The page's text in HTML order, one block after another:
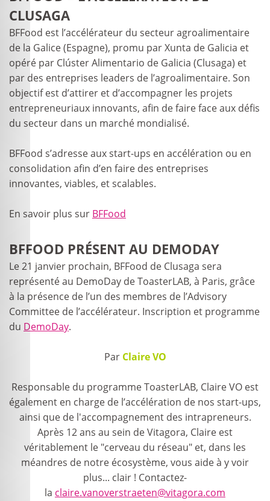
CLUSAGA
BFFood est l’accélérateur du secteur agroalimentaire
de la Galice (Espagne), promu par Xunta de Galicia et
opéré par Clúster Alimentario de Galicia (Clusaga) et
par des entreprises leaders de l’agroalimentaire. Son
objectif est d’attirer et d’accompagner les projets
entrepreneuriaux innovants, afin de faire face aux défis
du secteur dans un marché mondialisé.
BFFood s’adresse aux start-ups en accélération ou en
consolidation afin d’en faire des entreprises
innovantes, viables, et scalables.
En savoir plus sur BFFood
BFFOOD PRÉSENT AU DEMODAY
Le 21 janvier prochain, BFFood de Clusaga sera
représenté au DemoDay de ToasterLAB, à Paris, grâce
à la présence de l’un des membres de l’Advisory
Committee de l’accélérateur. Inscription et programme
du DemoDay.
Par Claire VO
Responsable du programme ToasterLAB, Claire VO est
également en charge de l’accélération de nos start-ups,
ainsi que de l'accompagnement des intrapreneurs.
Après 12 ans au sein de Vitagora, Claire est
véritablement le "cerveau du réseau" et, dans les
méandres de notre écosystème, vous aide à y voir
plus... clair ! Contactez-
la claire.vanoverstraeten@vitagora.com